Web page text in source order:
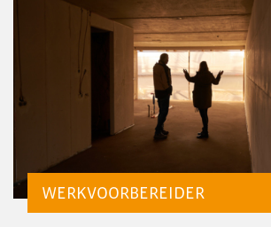
Personeelsvereniging
Nieuws
Transformatie
Vacatures
WERKVOORBEREIDER